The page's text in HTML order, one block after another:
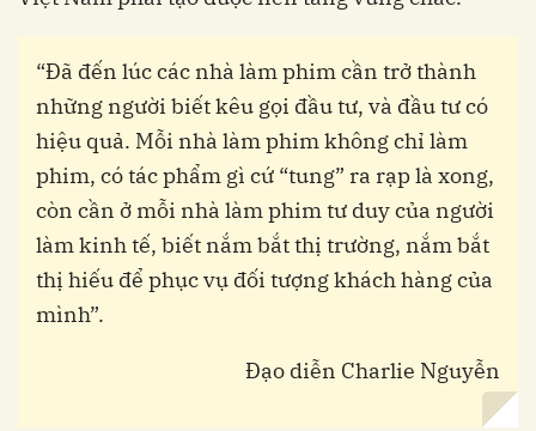
“Đã đến lúc các nhà làm phim cần trở thành
những người biết kêu gọi đầu tư, và đầu tư có
hiệu quả. Mỗi nhà làm phim không chỉ làm
phim, có tác phẩm gì cứ “tung” ra rạp là xong,
còn cần ở mỗi nhà làm phim tư duy của người
làm kinh tế, biết nắm bắt thị trường, nắm bắt
thị hiếu để phục vụ đối tượng khách hàng của
mình”.
Đạo diễn Charlie Nguyễn